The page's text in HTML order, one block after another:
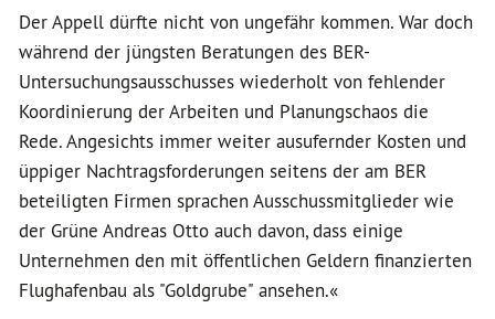
Der Appell dürfte nicht von ungefähr kommen. War doch
während der jüngsten Beratungen des BER-
Untersuchungsausschusses wiederholt von fehlender
Koordinierung der Arbeiten und Planungschaos die
Rede. Angesichts immer weiter ausufernder Kosten und
üppiger Nachtragsforderungen seitens der am BER
beteiligten Firmen sprachen Ausschussmitglieder wie
der Grüne Andreas Otto auch davon, dass einige
Unternehmen den mit öffentlichen Geldern finanzierten
Flughafenbau als "Goldgrube" ansehen.«